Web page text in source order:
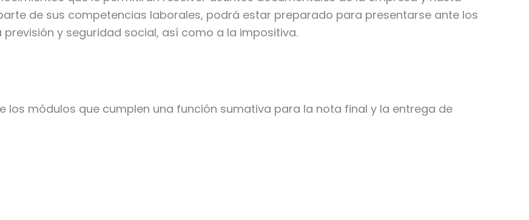
de sus competencias laborales, podrá estar preparado para presentarse ante los
y seguridad social, así como a la impositiva.
los módulos que cumplen una función sumativa para la nota final y la entrega de